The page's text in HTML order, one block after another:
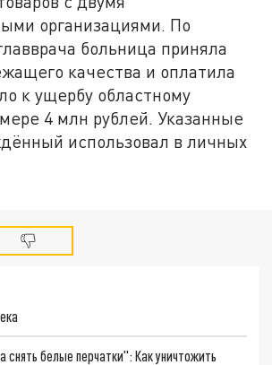
организациями. По
больница приняла
качества и оплатила
к ущербу областному
4 млн рублей. Указанные
использовал в личных
снять белые перчатки": Как уничтожить